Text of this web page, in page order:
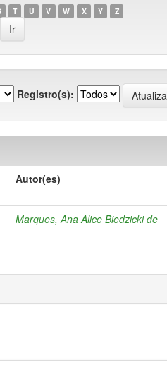
T U V W X Y Z
Registro(s):
Autor(es)
Marques, Ana Alice Biedzicki de